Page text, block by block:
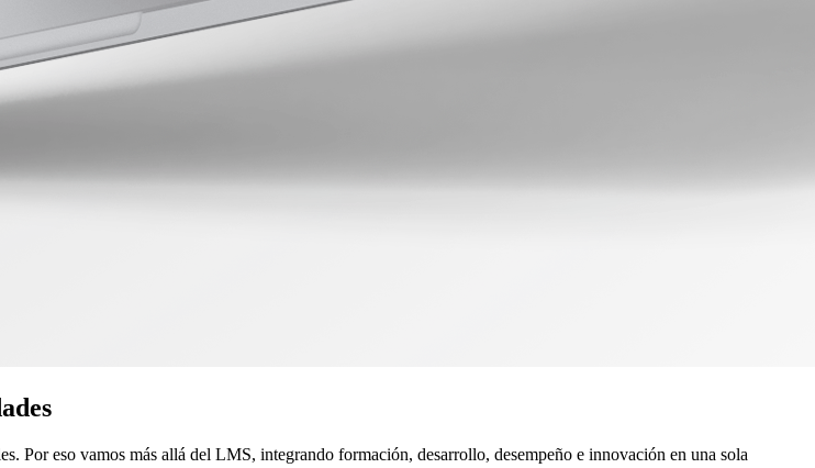
Por eso vamos más allá del LMS, integrando formación, desarrollo, desempeño e innovación en una sola